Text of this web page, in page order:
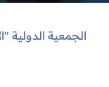
الجمعية الدولية